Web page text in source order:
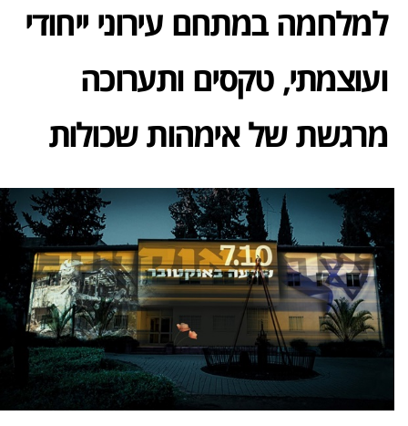
למלחמה במתחם עירוני ייחודי
ועוצמתי, טקסים ותערוכה
מרגשת של אימהות שכולות